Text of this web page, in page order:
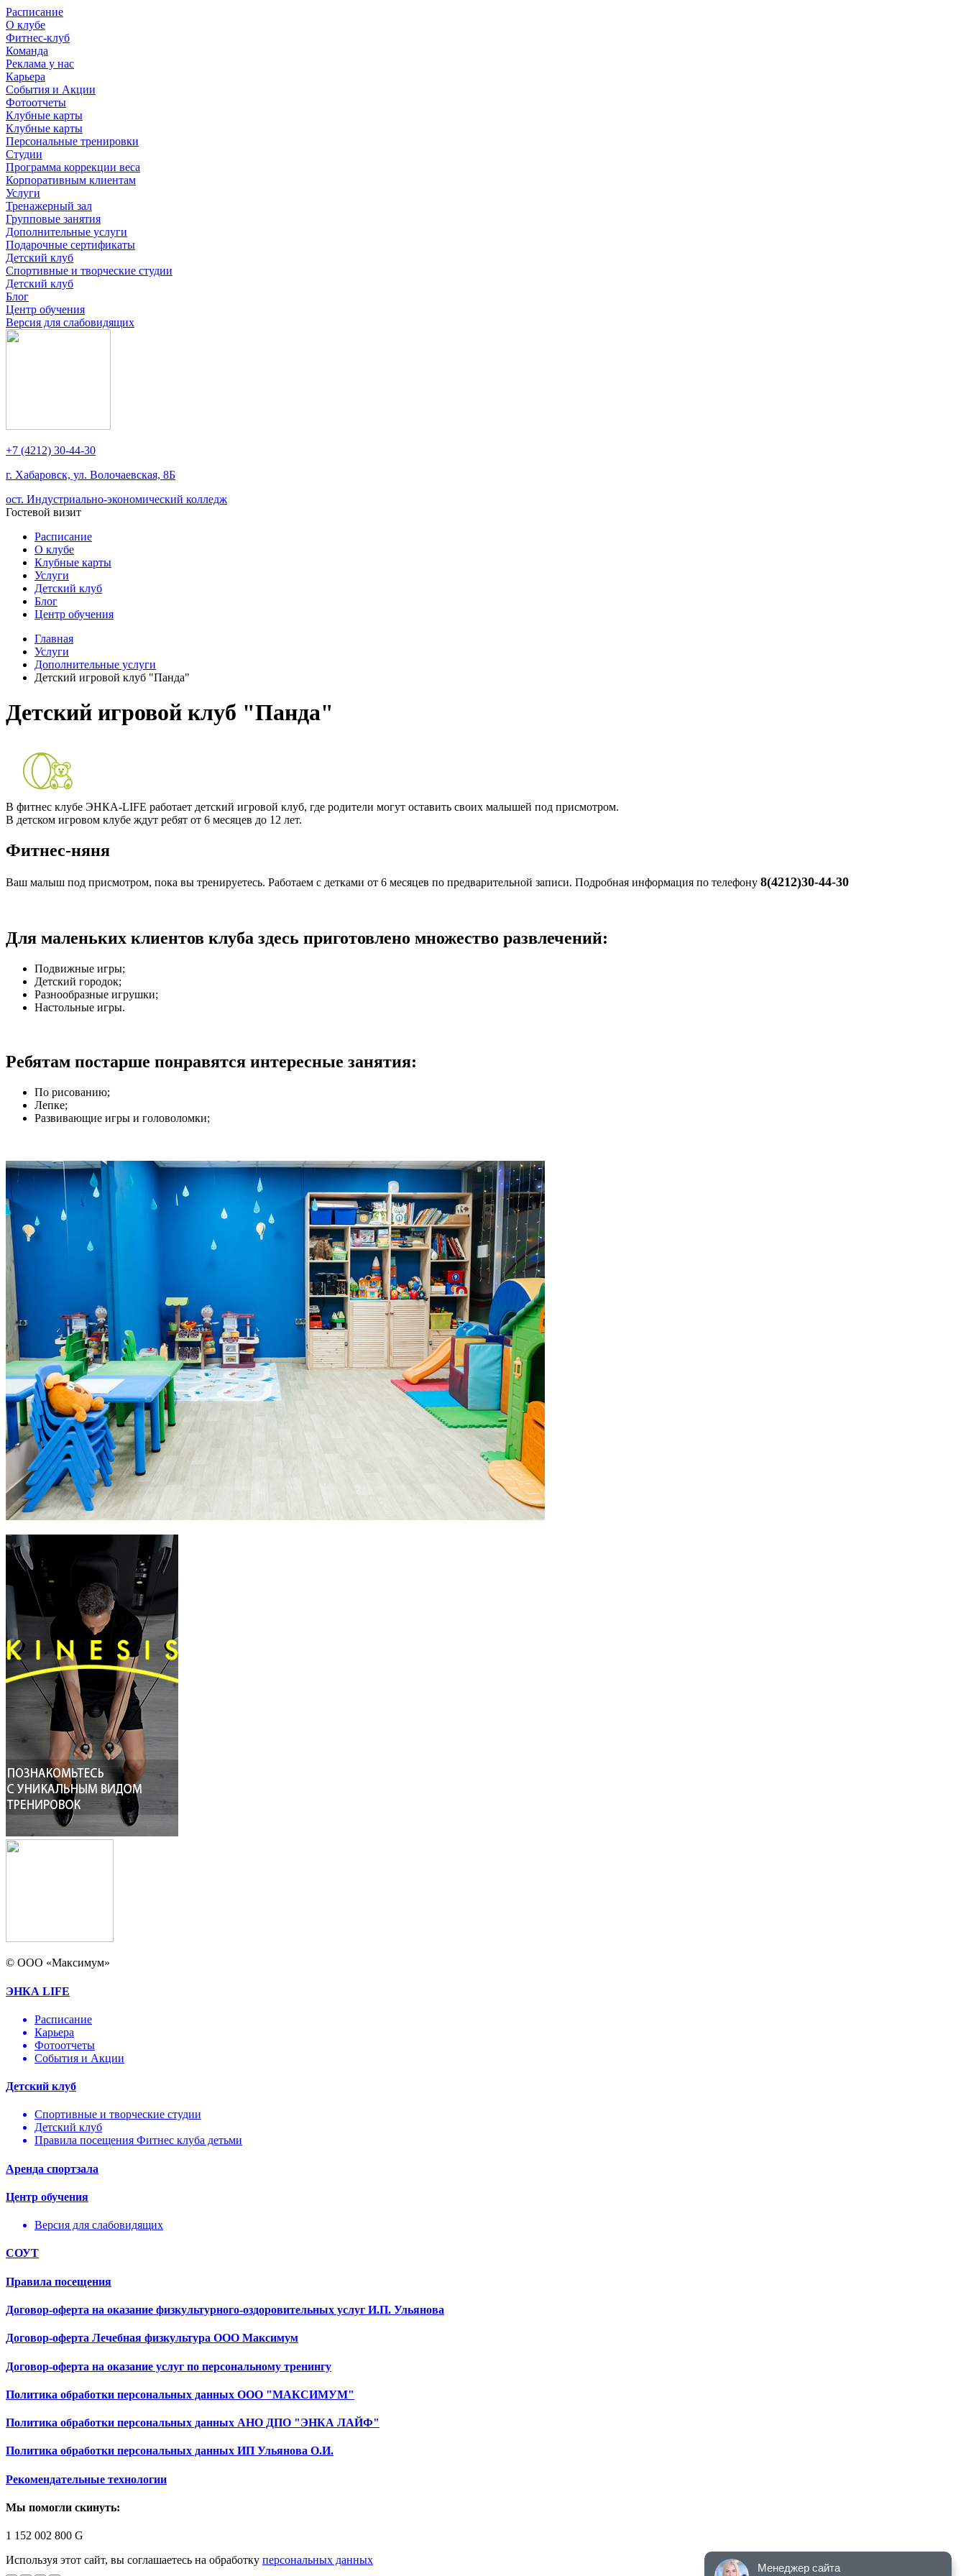
Расписание
О клубе
Фитнес-клуб
Команда
Реклама у нас
Карьера
События и Акции
Фотоотчеты
Клубные карты
Клубные карты
Персональные тренировки
Студии
Программа коррекции веса
Корпоративным клиентам
Услуги
Тренажерный зал
Групповые занятия
Дополнительные услуги
Подарочные сертификаты
Детский клуб
Спортивные и творческие студии
Детский клуб
Блог
Центр обучения
Версия для слабовидящих
+7 (4212) 30-44-30
г. Хабаровск, ул. Волочаевская, 8Б
ост. Индустриально-экономический колледж
Гостевой визит
Расписание
О клубе
Клубные карты
Услуги
Детский клуб
Блог
Центр обучения
Главная
Услуги
Дополнительные услуги
Детский игровой клуб "Панда"
Детский игровой клуб "Панда"
В фитнес клубе ЭНКА-LIFE работает детский игровой клуб, где родители могут оставить своих малышей под присмотром.
В детском игровом клубе ждут ребят от 6 месяцев до 12 лет.
Фитнес-няня
Ваш малыш под присмотром, пока вы тренируетесь. Работаем с детками от 6 месяцев по предварительной записи. Подробная информация по телефону 8(4212)30-44-30
Для маленьких клиентов клуба здесь приготовлено множество развлечений:
Подвижные игры;
Детский городок;
Разнообразные игрушки;
Настольные игры.
Ребятам постарше понравятся интересные занятия:
По рисованию;
Лепке;
Развивающие игры и головоломки;
© ООО «Максимум»
ЭНКА LIFE
Расписание
Карьера
Фотоотчеты
События и Акции
Детский клуб
Спортивные и творческие студии
Детский клуб
Правила посещения Фитнес клуба детьми
Аренда спортзала
Центр обучения
Версия для слабовидящих
СОУТ
Правила посещения
Договор-оферта на оказание физкультурного-оздоровительных услуг И.П. Ульянова
Договор-оферта Лечебная физкультура ООО Максимум
Договор-оферта на оказание услуг по персональному тренингу
Политика обработки персональных данных ООО "МАКСИМУМ"
Политика обработки персональных данных АНО ДПО "ЭНКА ЛАЙФ"
Политика обработки персональных данных ИП Ульянова О.И.
Рекомендательные технологии
Мы помогли скинуть:
1 152 002 800 G
Используя этот сайт, вы соглашаетесь на обработку персональных данных
Менеджер сайта